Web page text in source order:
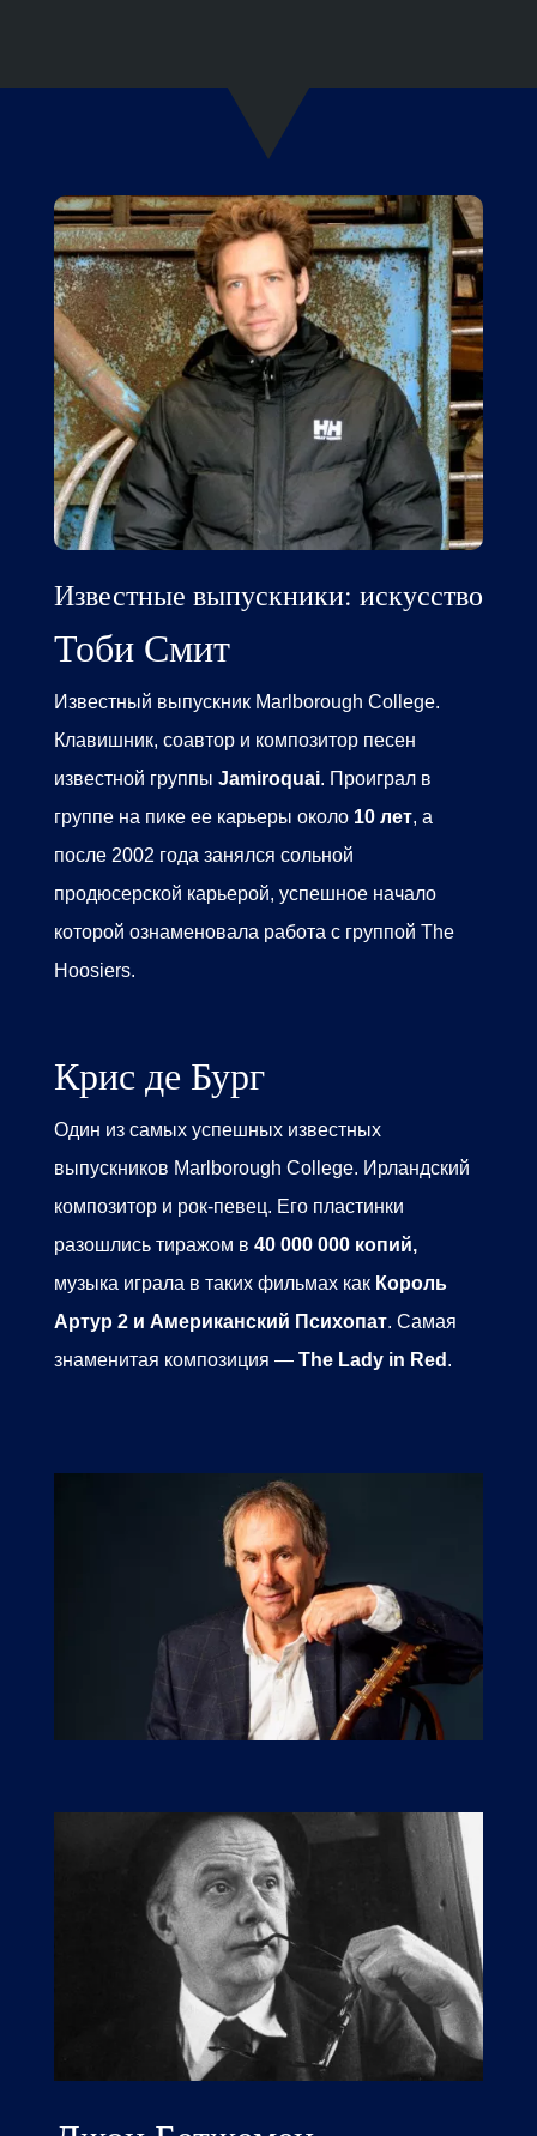
Известные выпускники: искусство
Тоби Смит
Известный выпускник Marlborough College.
Клавишник, соавтор и композитор песен
известной группы Jamiroquai. Проиграл в
группе на пике ее карьеры около10 лет, а
после 2002 года занялся сольной
продюсерской карьерой, успешное начало
которой ознаменовала работа с группой The
Hoosiers.
Крис де Бург
Один из самых успешных известных
выпускников Marlborough College. Ирландский
композитор и рок-певец. Его пластинки
разошлись тиражом в 40 000 000 копий,
музыка играла в таких фильмах как Король
Артур 2 и Американский Психопат. Самая
знаменитая композиция — The Lady in Red .